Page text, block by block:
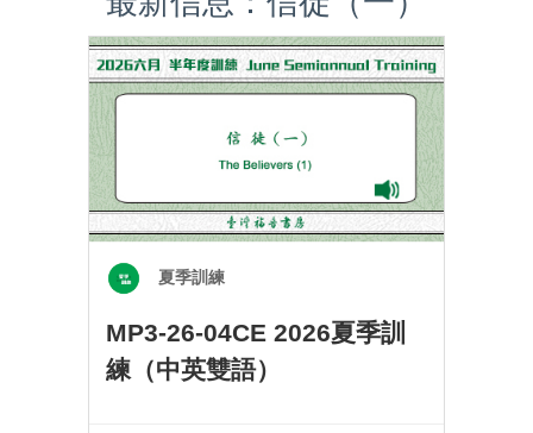
夏季訓練
MP3-26-04CE 2026夏季訓
練（中英雙語）